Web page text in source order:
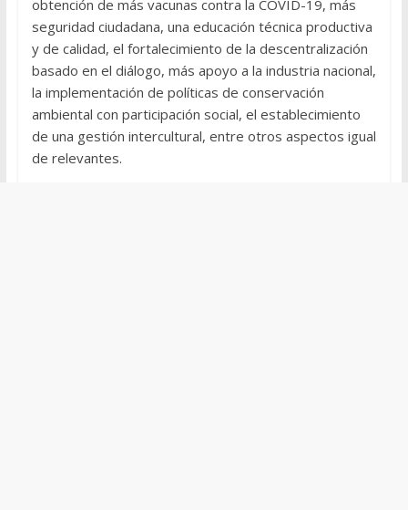
obtención de más vacunas contra la COVID-19, más
seguridad ciudadana, una educación técnica productiva
y de calidad, el fortalecimiento de la descentralización
basado en el diálogo, más apoyo a la industria nacional,
la implementación de políticas de conservación
ambiental con participación social, el establecimiento
de una gestión intercultural, entre otros aspectos igual
de relevantes.